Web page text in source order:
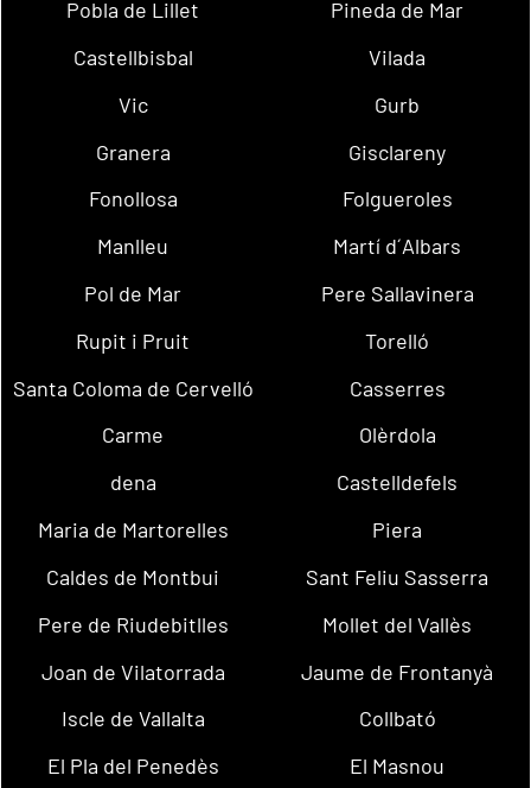
Pobla de Lillet
Pineda de Mar
Castellbisbal
Vilada
Vic
Gurb
Granera
Gisclareny
Fonollosa
Folgueroles
Manlleu
Martí d´Albars
Pol de Mar
Pere Sallavinera
Rupit i Pruit
Torelló
Santa Coloma de Cervelló
Casserres
Carme
Olèrdola
dena
Castelldefels
Maria de Martorelles
Piera
Caldes de Montbui
Sant Feliu Sasserra
Pere de Riudebitlles
Mollet del Vallès
Joan de Vilatorrada
Jaume de Frontanyà
Iscle de Vallalta
Collbató
El Pla del Penedès
El Masnou